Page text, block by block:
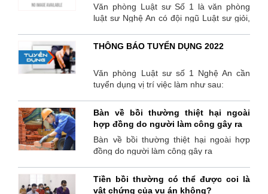
Văn phòng Luật sư Số 1 là văn phòng
luật sư Nghệ An có đội ngũ Luật sư giỏi,
quyết nhiều vụ án đem lại hiệu quả cao
cho thân chủ. Mọi chi tiết liên hệ Văn
091.234.1585 (Ls Nguyễn Quang Hảo)
THÔNG BÁO TUYỂN DỤNG 2022
Văn phòng Luật sư số 1 Nghệ An cần
tuyển dụng vị trí việc làm như sau:
Bàn về bồi thường thiệt hại ngoài
hợp đồng do người làm công gây ra
Bàn về bồi thường thiệt hại ngoài hợp
đồng do người làm công gây ra
Tiền bồi thường có thể được coi là
vật chứng của vụ án không?